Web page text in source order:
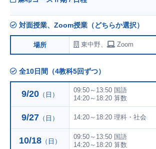
対面授業、Zoom授業（どちらか選択）
場所 東中野、 Zoom
全10日間（4教科5回ずつ）
9/20 （日）
09:50～13:50 国語
14:20～18:20 算数
9/27 （日） 14:20～18:20 理科・社会
10/18 （日）
09:50～13:50 国語
14:20～18:20 算数